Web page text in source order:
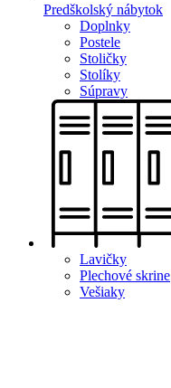
Predškolský nábytok
Doplnky
Postele
Stoličky
Stolíky
Súpravy
Lavičky
Plechové skrine
Vešiaky